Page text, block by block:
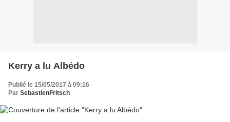
Kerry a lu Albédo
Publié le 15/05/2017 à 09:16
Par SebastienFritsch